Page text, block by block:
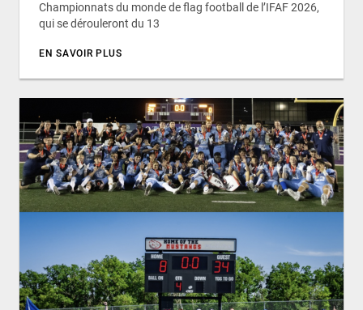
Championnats du monde de flag football de l’IFAF 2026,
qui se dérouleront du 13
EN SAVOIR PLUS